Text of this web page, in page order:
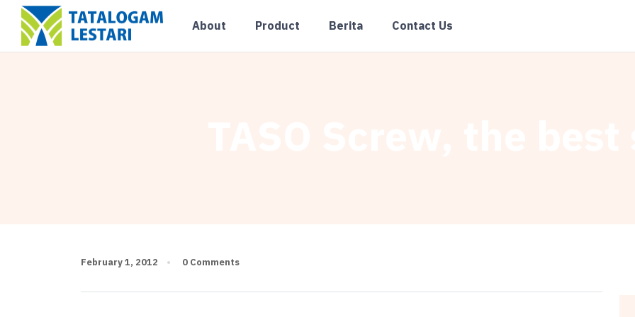
About Product Berita Contact Us
February 1, 2012 0 Comments